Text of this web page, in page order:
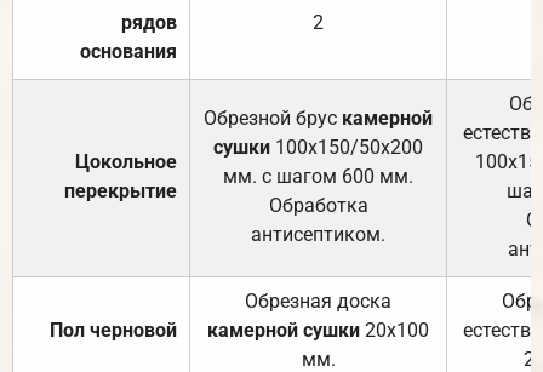
рядов
основания
2
Цокольное
перекрытие
Обрезной брус камерной
сушки 100х150/50х200
мм. с шагом 600 мм.
Обработка
антисептиком.
Пол черновой
Обрезная доска
камерной сушки 20х100
мм.